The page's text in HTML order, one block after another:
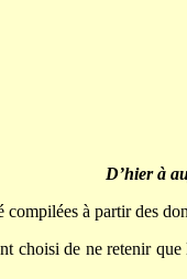
D’hier à
à partir des
choisi de ne retenir